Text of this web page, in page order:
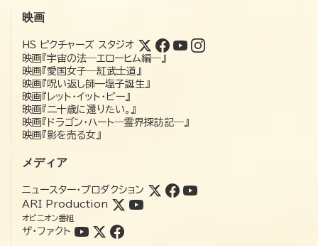
映画
HS ピクチャーズ スタジオ
映画『宇宙の法―エローヒム編―』
映画『愛国女子―紅武士道』
映画『呪い返し師—塩子誕生』
映画『レット・イット・ビー』
映画『二十歳に還りたい。』
映画『ドラゴン・ハート―霊界探訪記―』
映画『影を売る女』
メディア
ニュースター・プロダクション
ARI Production
オピニオン番組
ザ・ファクト